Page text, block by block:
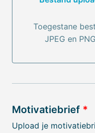
Bestand
Toegestane
JPEG en
Motivatiebrief *
Upload je